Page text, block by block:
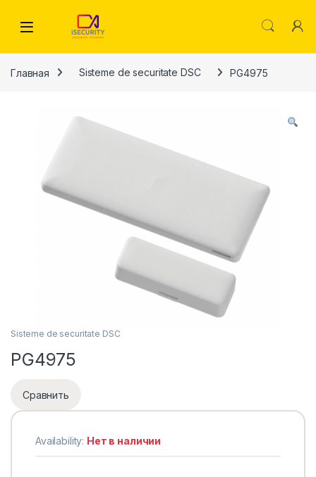
Главная Sisteme de securitate DSC PG4975
Sisteme de securitate DSC
PG4975
Сравнить
Availability: Нет в наличии